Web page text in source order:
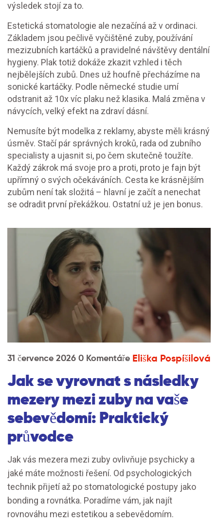
výsledek stojí za to.
Estetická stomatologie ale nezačíná až v ordinaci.
Základem jsou pečlivě vyčištěné zuby, používání
mezizubních kartáčků a pravidelné návštěvy dentální
hygieny. Plak totiž dokáže zkazit vzhled i těch
nejbělejších zubů. Dnes už houfně přecházíme na
sonické kartáčky. Podle německé studie umí
odstranit až 10x víc plaku než klasika. Malá změna v
návycích, velký efekt na zdraví dásní.
Nemusíte být modelka z reklamy, abyste měli krásný
úsměv. Stačí pár správných kroků, rada od zubního
specialisty a ujasnit si, po čem skutečně toužíte.
Každý zákrok má svoje pro a proti, proto je fajn být
upřímný o svých očekáváních. Cesta ke krásnějším
zubům není tak složitá – hlavní je začít a nenechat
se odradit první překážkou. Ostatní už je jen bonus.
31 července 2026 0 Komentáře Eliška Pospíšilová
Jak se vyrovnat s následky
mezery mezi zuby na vaše
sebevědomí: Praktický
průvodce
Jak vás mezera mezi zuby ovlivňuje psychicky a
jaké máte možnosti řešení. Od psychologických
technik přijetí až po stomatologické postupy jako
bonding a rovnátka. Poradíme vám, jak najít
rovnováhu mezi estetikou a sebevědomím.